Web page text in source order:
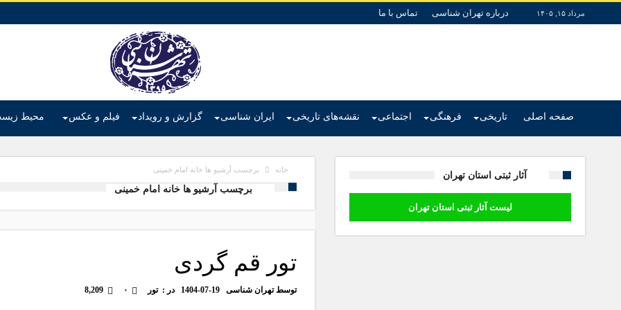
مرداد ۱۵, ۱۴۰۵ درباره تهران شناسی تماس با ما
صفحه اصلی تاریخی فرهنگی اجتماعی نقشه‌های تاریخی ایران شناسی گزارش و رویداد فیلم و عکس محیط
خانه برچسب آرشیو ها خانه امام خمینی
برچسب آرشیو ها خانه امام خمینی
تور قم گردی
توسطتهران شناسی 1404-07-19 در :تور ۰ 8,209
آثار ثبتی استان تهران
لیست آثار ثبتی استان تهران